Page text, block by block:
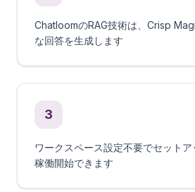
ChatloomのRAG技術は、Crisp
な回答を生成します
3
ワークスペース設定不要でセット
稼働開始できます